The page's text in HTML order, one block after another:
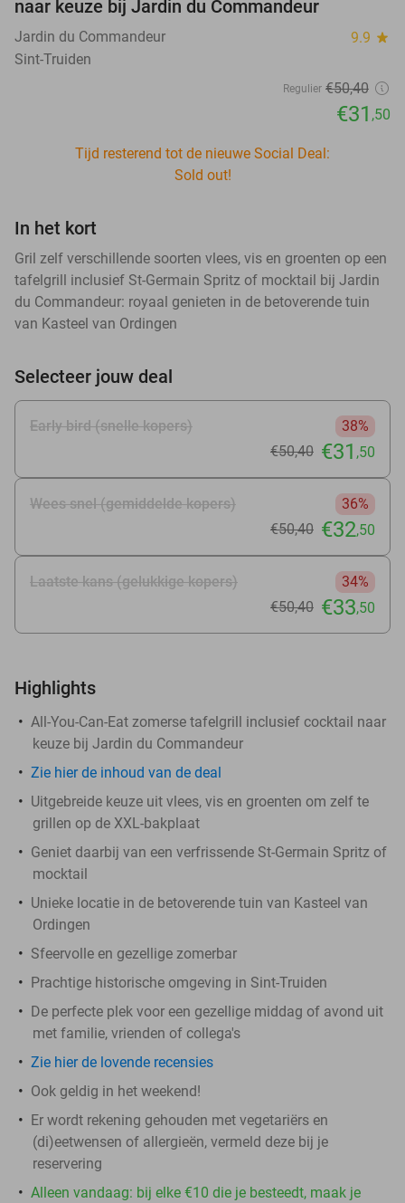
naar keuze bij Jardin du Commandeur
Jardin du Commandeur 9.9 star
Sint-Truiden
Regulier €50,40
€31 ,50
Tijd resterend tot de nieuwe Social Deal:
Sold out!
In het kort
Gril zelf verschillende soorten vlees, vis en groenten op een
tafelgrill inclusief St-Germain Spritz of mocktail bij Jardin
du Commandeur: royaal genieten in de betoverende tuin
van Kasteel van Ordingen
Selecteer jouw deal
Early bird (snelle kopers)
38%
€50,40 €31 ,50
Wees snel (gemiddelde kopers)
36%
€50,40 €32,50
Laatste kans (gelukkige kopers)
34%
€50,40 €33,50
Highlights
All-You-Can-Eat zomerse tafelgrill inclusief cocktail naar
keuze bij Jardin du Commandeur
Zie hierde inhoud van de deal
Uitgebreide keuze uit vlees, vis en groenten om zelf te
grillen op de XXL-bakplaat
Geniet daarbij van een verfrissende St-Germain Spritz of
mocktail
Unieke locatie in de betoverende tuin van Kasteel van
Ordingen
Sfeervolle en gezellige zomerbar
Prachtige historische omgeving in Sint-Truiden
De perfecte plek voor een gezellige middag of avond uit
met familie, vrienden of collega's
Zie hier de lovende recensies
Ook geldig in het weekend!
Er wordt rekening gehouden met vegetariërs en
(di)eetwensen of allergieën, vermeld deze bij je
reservering
Alleen vandaag: bij elke €10 die je besteedt, maak je